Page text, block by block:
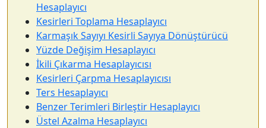
Hesaplayıcı
Kesirleri Toplama Hesaplayıcı
Karmaşık Sayıyı Kesirli Sayıya Dönüştürücü
Yüzde Değişim Hesaplayıcı
İkili Çıkarma Hesaplayıcısı
Kesirleri Çarpma Hesaplayıcısı
Ters Hesaplayıcı
Benzer Terimleri Birleştir Hesaplayıcı
Üstel Azalma Hesaplayıcı